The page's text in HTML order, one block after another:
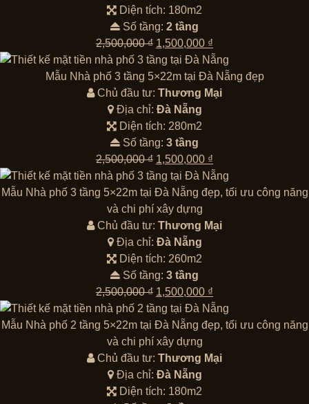
Diện tích: 180m2
Số tầng: 2 tầng
2,500,000₫ Giá
gốc
là:
2,500,000 ₫.
1,500,000 ₫
hiện
tại
là:
Mẫu Nhà phố 3 tầng 5×22m tại Đà Nẵng đẹp
Chủ đầu tư: Thương Mại
Địa chỉ: Đà Nẵng
Diện tích: 280m2
Số tầng: 3 tầng
2,500,000₫ Giá
gốc
là:
2,500,000 ₫.
1,500,000 ₫
hiện
tại
1,500,000 ₫.
Mẫu Nhà phố 3 tầng 5×22m tại Đà Nẵng đẹp, tối ưu công năng
và chi phí xây dựng
Chủ đầu tư: Thương Mại
Địa chỉ: Đà Nẵng
Diện tích: 260m2
Số tầng: 3 tầng
2,500,000₫ Giá
gốc
là:
2,500,000 ₫.
1,500,000 ₫
hiện
tại
1,500,000 ₫.
Mẫu Nhà phố 2 tầng 5×22m tại Đà Nẵng đẹp, tối ưu công năng
và chi phí xây dựng
Chủ đầu tư: Thương Mại
Địa chỉ: Đà Nẵng
Diện tích: 180m2